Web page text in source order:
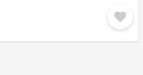
favorite